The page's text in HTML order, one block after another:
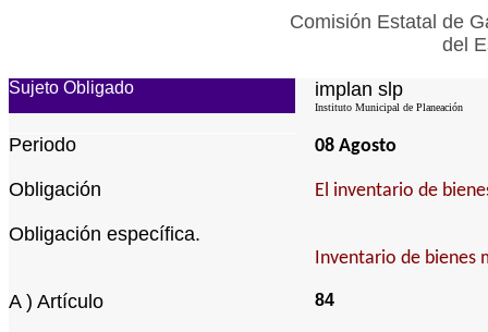
Comisión Estatal de
del
Sujeto Obligado implan slp
Instituto Municipal de Planeación
Periodo 08 Agosto
Obligación El inventario de
Obligación específica.
Inventario de bienes
A ) Artículo 84